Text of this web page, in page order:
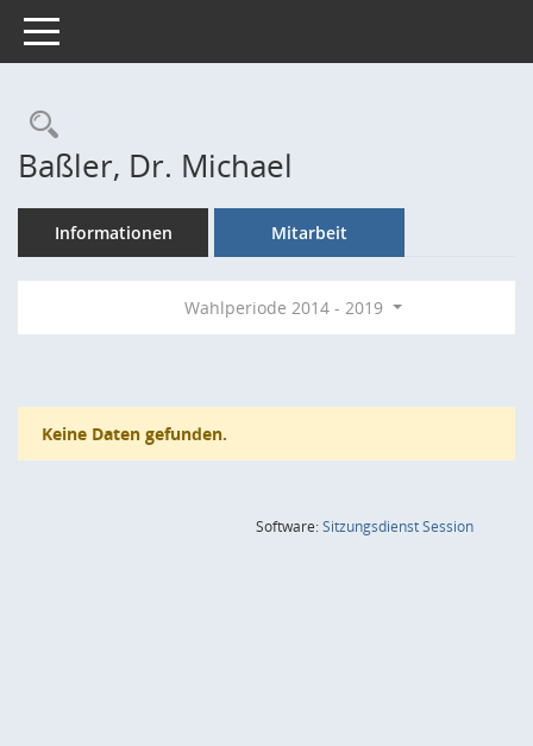
Toggle navigation
Rechercheauswahl
Baßler, Dr. Michael
Informationen Mitarbeit
Wahlperiode 2014 - 2019
Keine Daten gefunden.
Software:SitzungsdienstSession(Wird in